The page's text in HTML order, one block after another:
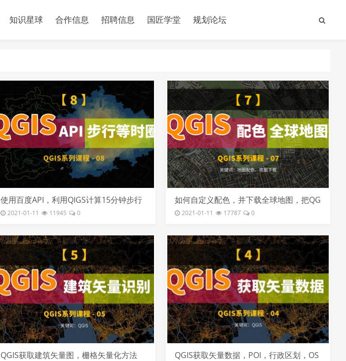
知识星球 合作信息 招聘信息 国匠学堂 规划论坛
使用百度API，利用QIGS计算15分钟步行
等时圈，并进行可视化和提取等时线
2021-01-11 11945 0
如何自定义配色，并下载全球地图，把QG
IS当做Photoshop用
2021-01-11 17787 0
QGIS获取建筑矢量图，栅格矢量化方法
QGIS获取矢量数据，POI，行政区划，OS